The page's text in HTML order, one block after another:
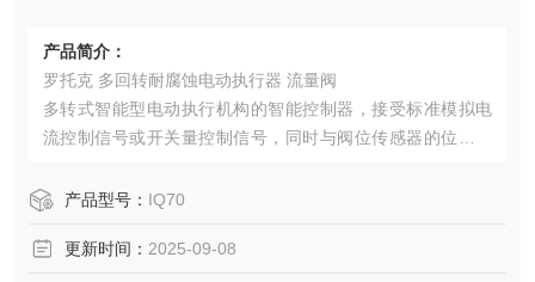
产品简介：
罗托克 多回转耐腐蚀电动执行器 流量阀
多转式智能型电动执行机构的智能控制器，接受标准模拟电
流控制信号或开关量控制信号，同时与阀位传感器的位置信
位置上，完成定位控制。
产品型号： IQ70
更新时间： 2025-09-08